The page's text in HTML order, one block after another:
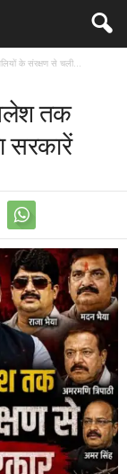
के संरक्षण से चली...
तक
सरकारें